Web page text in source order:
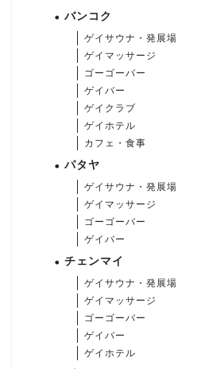
バンコク
ゲイサウナ・発展場
ゲイマッサージ
ゴーゴーバー
ゲイバー
ゲイクラブ
ゲイホテル
カフェ・食事
パタヤ
ゲイサウナ・発展場
ゲイマッサージ
ゴーゴーバー
ゲイバー
チェンマイ
ゲイサウナ・発展場
ゲイマッサージ
ゴーゴーバー
ゲイバー
ゲイホテル